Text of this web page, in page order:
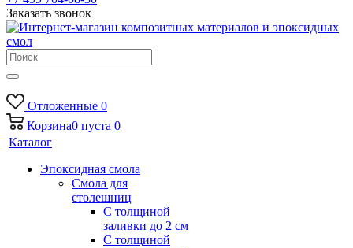
Заказать звонок
Отложенные 0
Корзина0 пуста 0
Каталог
Эпоксидная смола
Смола для
столешниц
С толщиной
заливки до 2 см
С толщиной